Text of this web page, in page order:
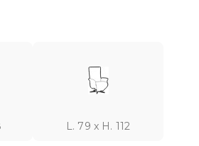
L. 79 x H. 112